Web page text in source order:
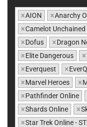
×AION ×Anarchy
×Camelot Unchained
×Dofus ×Dragon
×Elite Dangerous ×
×Everquest ×
×Marvel Heroes ×
×Pathfinder Online
×Shards Online ×
×Star Trek Online -